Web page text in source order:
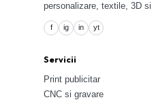
personalizare, textile, 3D si
f ig in yt
Servicii
Print publicitar
CNC si gravare